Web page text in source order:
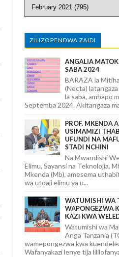
ZILIZOPENDWA ZAIDI
ANGALIA
SABA 2024
BARAZA la
(Necta)
la saba, ambapo
Septemba 2024. Akitangaza
PROF. MKENDA
USIMAMIZI
UFUNDI NA
STADI NCHINI
Na Mwandishi
Elimu, Sayansi na Teknolojia,
Mkenda (Mb), amesema
wa utoaji elimu ya u...
WATUMISHI WA
WAPONGEZWA
KAZI KWA
Watumishi wa
Anga Tanzania
wamepongezwa kwa
Wafanyakazi lenye tija